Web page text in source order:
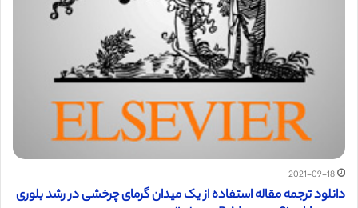
2021-09-18
دانلود ترجمه مقاله استفاده از یک میدان گرمای چرخشی در رشد بلوری